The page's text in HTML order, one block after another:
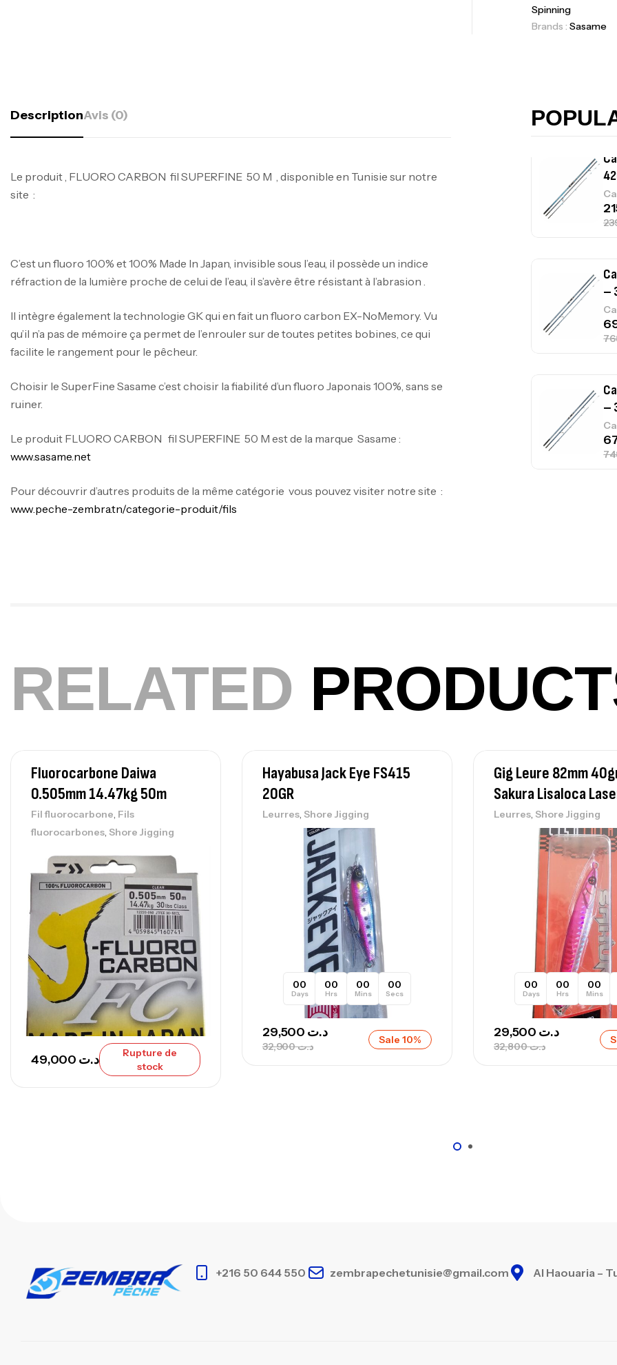
Spinning
Brands : Sasame
DescriptionAvis (0)
Le produit , FLUORO CARBON fil SUPERFINE 50 M , disponible en Tunisie sur notre
site :
C’est un fluoro 100% et 100% Made In Japan, invisible sous l’eau, il possède un indice
réfraction de la lumière proche de celui de l’eau, il s’avère être résistant à l’abrasion .
Il intègre également la technologie GK qui en fait un fluoro carbon EX-NoMemory. Vu
qu’il n’a pas de mémoire ça permet de l’enrouler sur de toutes petites bobines, ce qui
facilite le rangement pour le pêcheur.
Choisir le SuperFine Sasame c’est choisir la fiabilité d’un fluoro Japonais 100%, sans se
ruiner.
Le produit FLUORO CARBON fil SUPERFINE 50 M est de la marque Sasame :
www.sasame.net
Pour découvrir d’autres produits de la même catégorie vous pouvez visiter notre site :
www.peche-zembra.tn/categorie-produit/fils
–
–
–
RELATED
Fluorocarbone Daiwa
0.505mm 14.47kg 50m
Fil fluorocarbone, Fils
fluorocarbones, Shore Jigging
د.ت
Rupture de
stock
Hayabusa Jack Eye FS415
20GR
Leurres, Shore Jigging
00
Days
00
Hrs
00
Mins
00
Secs
د.ت32,900
د.ت Sale 10%
Gig Leure 82mm
Sakura Lisaloca
Leurres, Shore Jigging
00
Days
00
Hrs
00
Mins
د.ت32,800
د.ت
+216 50 644 550 zembrapechetunisie@gmail.com Al Haouaria –